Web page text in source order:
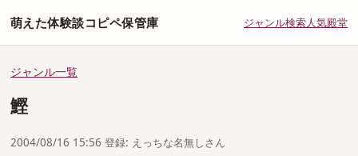
萌えた体験談コピペ保管庫 ジャンル検索人気殿堂
ジャンル一覧
鰹
2004/08/16 15:56 登録: えっちな名無しさん